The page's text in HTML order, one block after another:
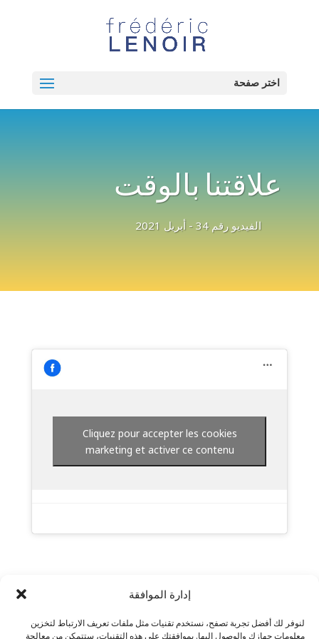
إدارة الموافقة
لنوفر لك أفضل تجربة تصفح، نستخدم تقنيات مثل ملفات تعريف الارتباط لتخزين
معلومات جهازك والوصول إليها. بموافقتك على هذه التقنيات، ستتمكن من معالجة
اختر صفحة
علاقتنا بالوقت
الفيديو رقم 34 - أبريل 2021
Cliquez pour accepter les cookies
marketing et activer ce contenu